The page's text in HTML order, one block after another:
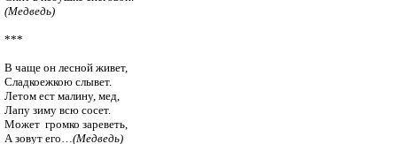
(Медведь)
***
В чаще он лесной живет,
Сладкоежкою слывет.
Летом ест малину, мед,
Лапу зиму всю сосет.
Может  громко зареветь,
А зовут его…(Медведь)